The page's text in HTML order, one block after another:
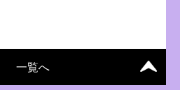
一覧へ